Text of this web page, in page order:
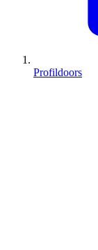
Profildoors